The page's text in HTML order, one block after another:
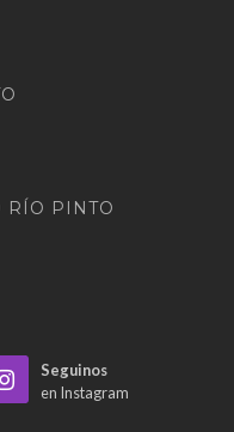
RÍO PINTO
Seguinos
en Instagram